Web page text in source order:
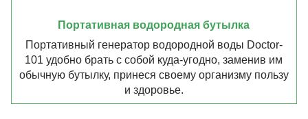
Портативная водородная бутылка
Портативный генератор водородной воды Doctor-
101 удобно брать с собой куда-угодно, заменив им
обычную бутылку, принеся своему организму пользу
и здоровье.